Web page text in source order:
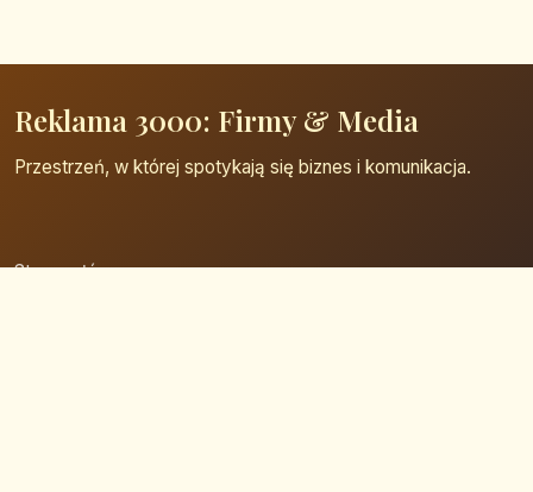
Reklama 3000: Firmy & Media
Przestrzeń, w której spotykają się biznes i komunikacja.
Strona główna